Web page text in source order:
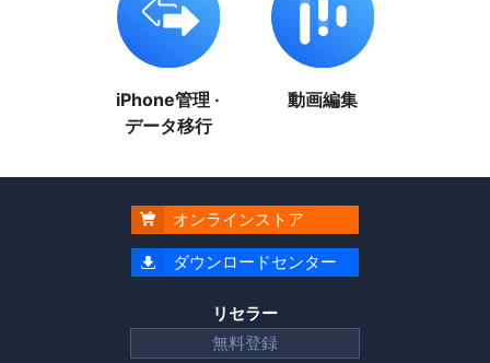
iPhone管理 ·
データ移行
動画編集
 オンラインストア
 ダウンロードセンター
リセラー
無料登録